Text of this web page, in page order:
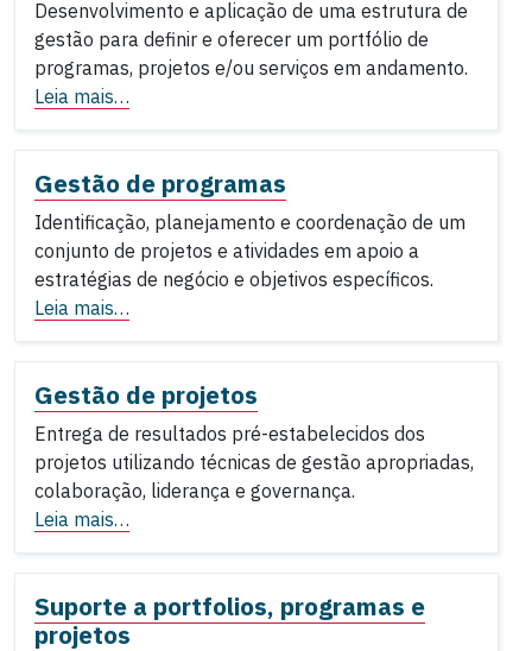
Desenvolvimento e aplicação de uma estrutura de
gestão para definir e oferecer um portfólio de
programas, projetos e/ou serviços em andamento.
Leia mais…
Gestão de programas
Identificação, planejamento e coordenação de um
conjunto de projetos e atividades em apoio a
estratégias de negócio e objetivos específicos.
Leia mais…
Gestão de projetos
Entrega de resultados pré-estabelecidos dos
projetos utilizando técnicas de gestão apropriadas,
colaboração, liderança e governança.
Leia mais…
Suporte a portfolios, programas e
projetos